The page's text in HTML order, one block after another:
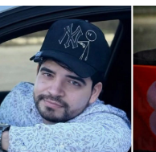
Comparte esto:
Facebook
Me gusta esto: